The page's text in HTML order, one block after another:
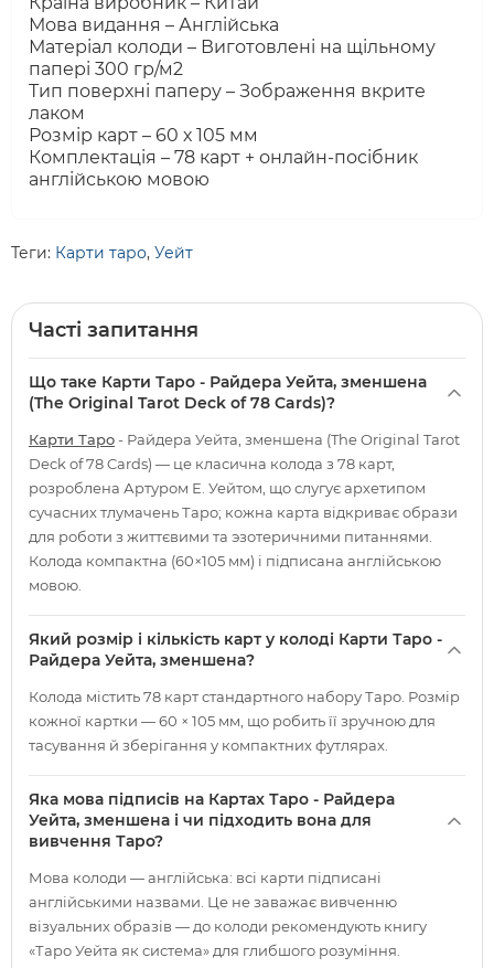
Мова видання – Англійська
Матеріал колоди – Виготовлені на щільному
папері 300 гр/м2
Тип поверхні паперу – Зображення вкрите
лаком
Розмір карт – 60 х 105 мм
Комплектація – 78 карт + онлайн-посібник
англійською мовою
Теги: Карти таро, Уейт
Часті запитання
Що таке Карти Таро - Райдера Уейта, зменшена
(The Original Tarot Deck of 78 Cards)?
Карти Таро- Райдера Уейта, зменшена (The Original Tarot
Deck of 78 Cards) — це класична колода з 78 карт,
розроблена Артуром Е. Уейтом, що слугує архетипом
сучасних тлумачень Таро; кожна карта відкриває образи
для роботи з життєвими та эзотеричними питаннями.
Колода компактна (60×105 мм) і підписана англійською
мовою.
Який розмір і кількість карт у колоді Карти Таро -
Райдера Уейта, зменшена?
Колода містить 78 карт стандартного набору Таро. Розмір
кожної картки — 60 × 105 мм, що робить її зручною для
тасування й зберігання у компактних футлярах.
Яка мова підписів на Картах Таро - Райдера
Уейта, зменшена і чи підходить вона для
вивчення Таро?
Мова колоди — англійська: всі карти підписані
англійськими назвами. Це не заважає вивченню
візуальних образів — до колоди рекомендують книгу
«Таро Уейта як система» для глибшого розуміння.